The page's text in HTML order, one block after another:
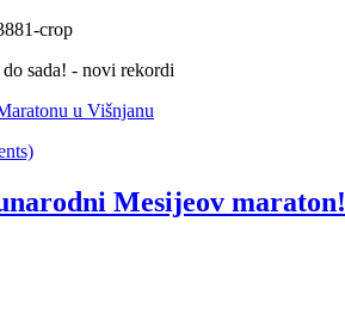
sada! - novi rekordi
u Višnjanu
Mesijeov maraton!